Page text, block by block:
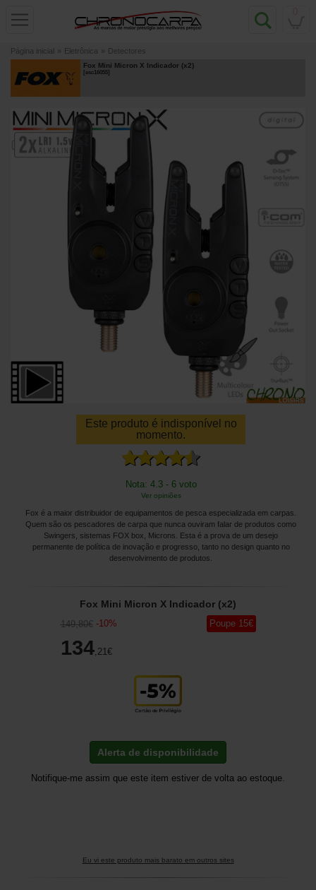
Página inicial » Eletrônica » Detectores
Fox Mini Micron X Indicador (x2)
[esc16055]
Este produto é indisponível no
momento.
Nota: 4.3 - 6 voto
Ver opiniões
Fox é a maior distribuidor de equipamentos de pesca especializada em carpas.
Quem são os pescadores de carpa que nunca ouviram falar de produtos como
Swingers, sistemas FOX box, Microns. Esta é a prova de um desejo
permanente de política de inovação e progresso, tanto no design quanto no
desenvolvimento de produtos.
Fox Mini Micron X Indicador (x2)
149,80€ -10%
134,21€
Poupe 15€
Alerta de disponibilidade
Notifique-me assim que este item estiver de volta ao estoque.
Eu vi este produto mais barato em outros sites